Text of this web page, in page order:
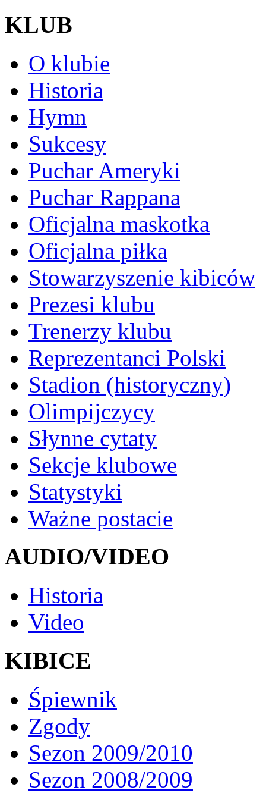
KLUB
O klubie
Historia
Hymn
Sukcesy
Puchar Ameryki
Puchar Rappana
Oficjalna maskotka
Oficjalna piłka
Stowarzyszenie kibiców
Prezesi klubu
Trenerzy klubu
Reprezentanci Polski
Stadion (historyczny)
Olimpijczycy
Słynne cytaty
Sekcje klubowe
Statystyki
Ważne postacie
AUDIO/VIDEO
Historia
Video
KIBICE
Śpiewnik
Zgody
Sezon 2009/2010
Sezon 2008/2009